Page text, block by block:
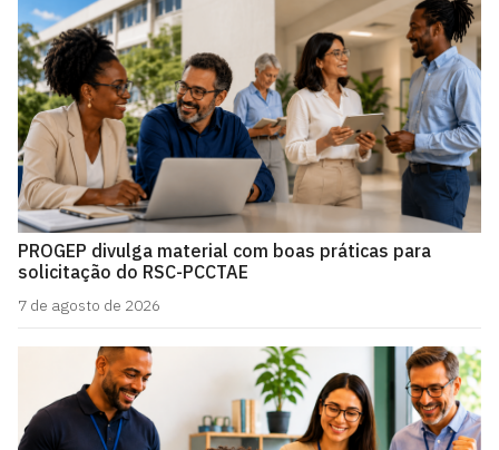
PROGEP divulga material com boas práticas para
solicitação do RSC-PCCTAE
7 de agosto de 2026